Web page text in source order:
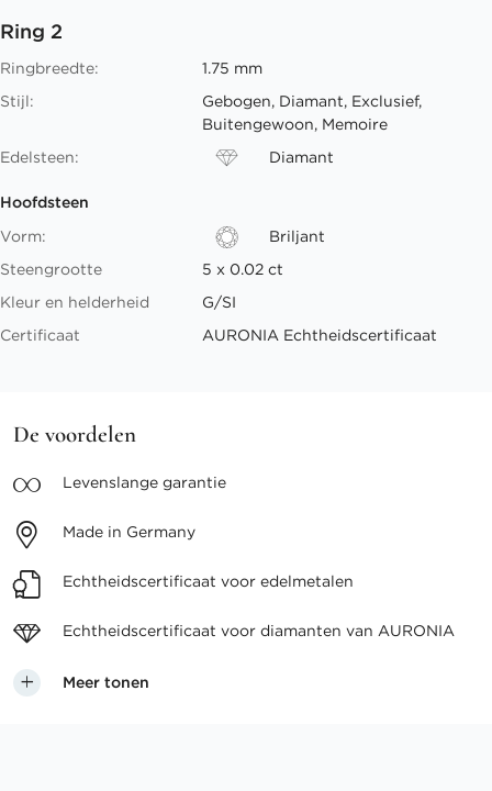
Ring 2
Ringbreedte:
1.75 mm
Stijl:
Gebogen, Diamant, Exclusief,
Buitengewoon, Memoire
Edelsteen:
Diamant
Hoofdsteen
Vorm:
Briljant
Steengrootte
5 x 0.02 ct
Kleur en helderheid
G/SI
Certificaat
AURONIA Echtheidscertificaat
De voordelen
Levenslange garantie
Made in Germany
Echtheidscertificaat voor edelmetalen
Echtheidscertificaat voor diamanten van AURONIA
Meer tonen